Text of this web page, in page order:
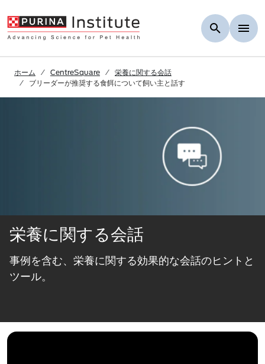
ホーム CentreSquare
栄養に関する会話
ブリーダーが推奨する食餌について飼い主と話す
栄養に関する会話
事例を含む、栄養に関する効果的な会話のヒントと
ツール。